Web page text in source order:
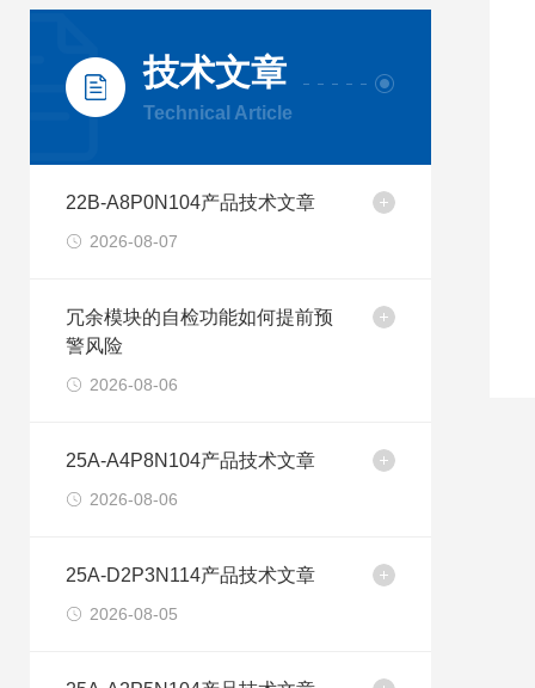
技术文章
Technical Article
22B-A8P0N104产品技术文章
2026-08-07
冗余模块的自检功能如何提前预
警风险
2026-08-06
25A-A4P8N104产品技术文章
2026-08-06
25A-D2P3N114产品技术文章
2026-08-05